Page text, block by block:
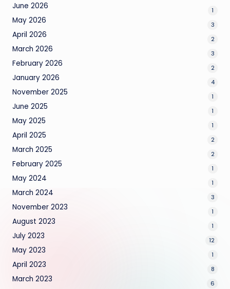
June 2026 1
May 2026 3
April 2026 2
March 2026 3
February 2026 2
January 2026 4
November 2025 1
June 2025 1
May 2025 1
April 2025 2
March 2025 2
February 2025 1
May 2024 1
March 2024 3
November 2023 1
August 2023 1
July 2023 12
May 2023 1
April 2023 8
March 2023 6